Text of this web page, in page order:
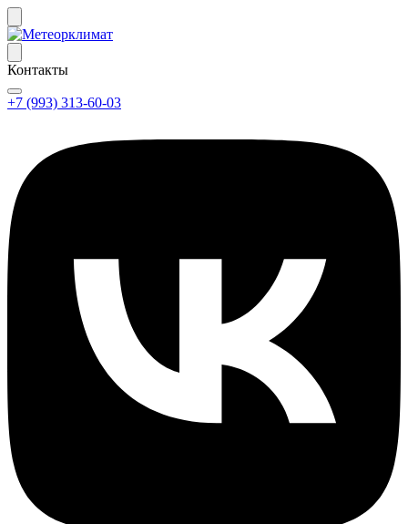
Контакты
+7 (993) 313-60-03